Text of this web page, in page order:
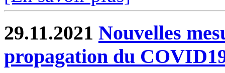
29.11.2021 Nouvelles
propagation du